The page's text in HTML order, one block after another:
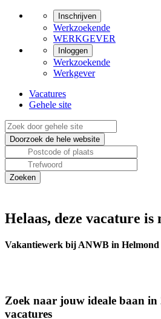
Inschrijven
Werkzoekende
WERKGEVER
Inloggen
Werkzoekende
Werkgever
Vacatures
Gehele site
Helaas, deze vacature is
Vakantiewerk bij ANWB in Helmond
Zoek naar jouw ideale baan in
vacatures